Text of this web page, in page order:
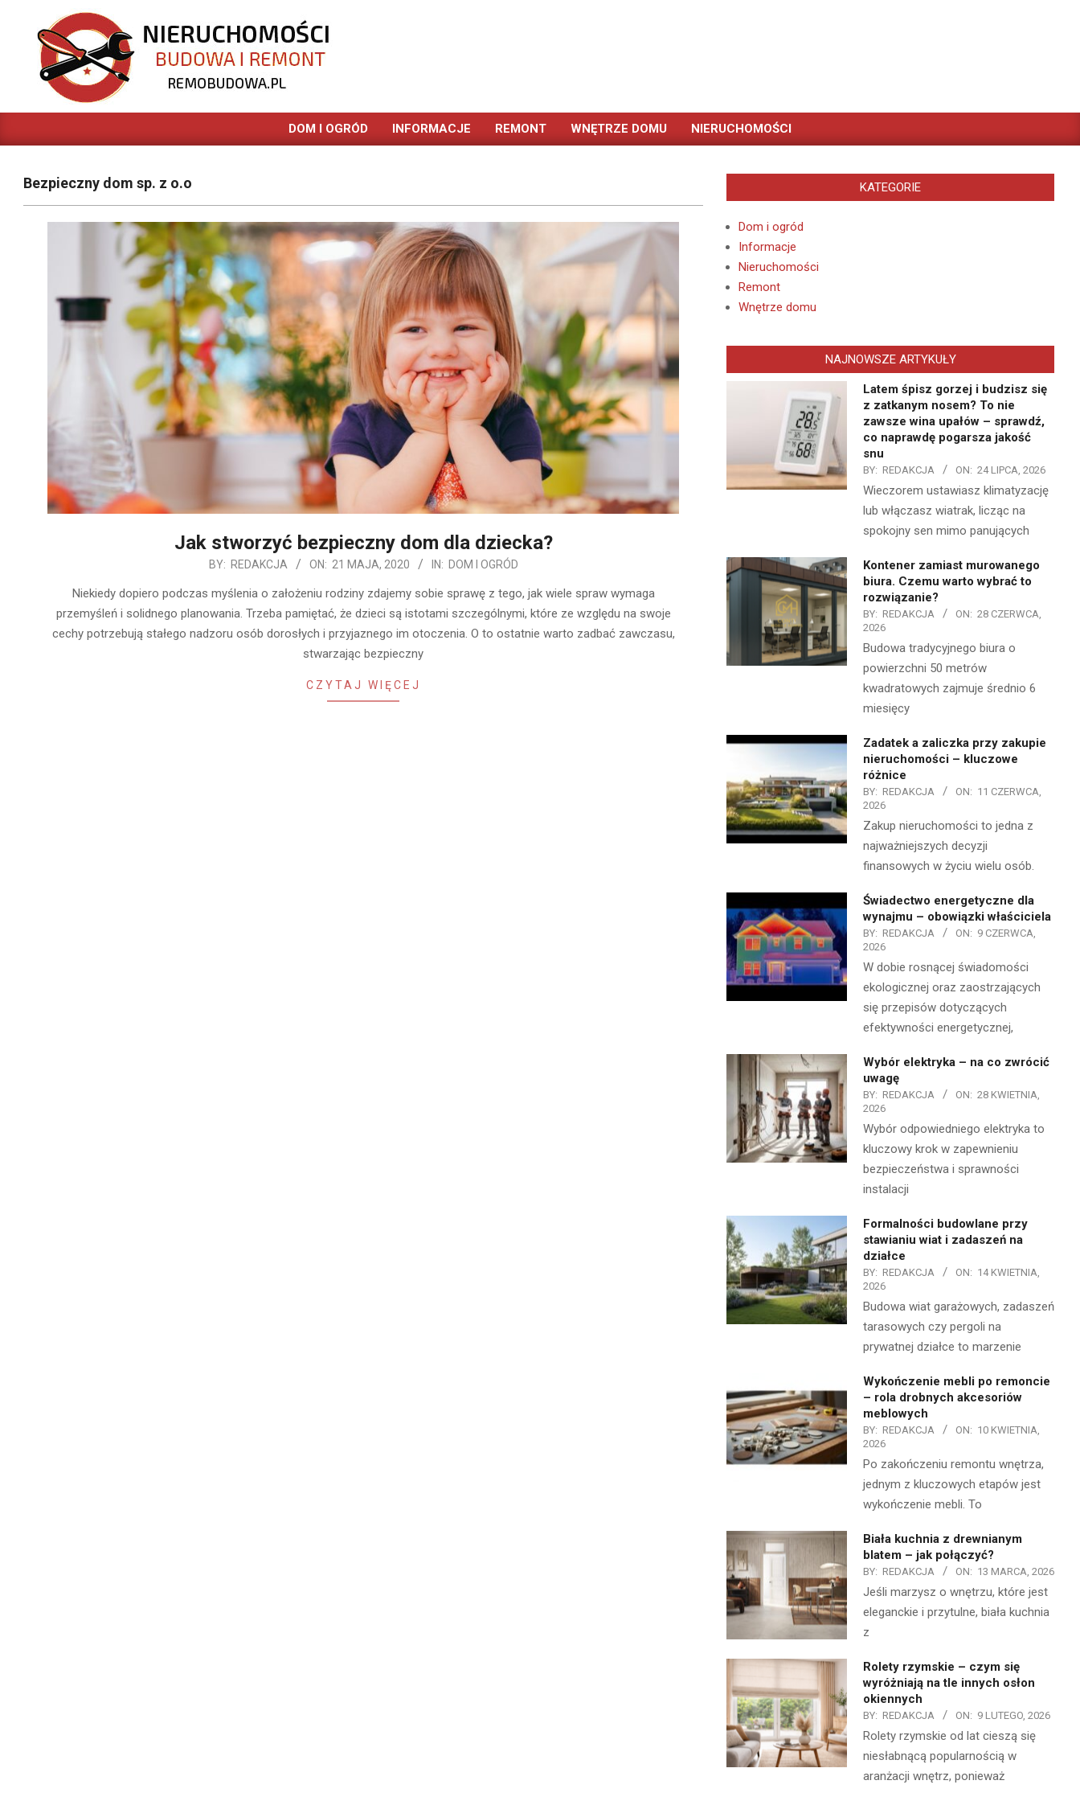
content
REMOBUDOWA.PL
Primary
DOM I OGRÓD INFORMACJE REMONT WNĘTRZE DOMU NIERUCHOMOŚCI
Bezpieczny dom sp. z o.o
Jak stworzyć bezpieczny dom dla dziecka?
BY: REDAKCJA ON: 21 MAJA, 2020 IN: DOM I OGRÓD
Niekiedy dopiero podczas myślenia o założeniu rodziny zdajemy sobie sprawę z tego, jak wiele spraw wymaga
przemyśleń i solidnego planowania. Trzeba pamiętać, że dzieci są istotami szczególnymi, które ze względu na swoje
cechy potrzebują stałego nadzoru osób dorosłych i przyjaznego im otoczenia. O to ostatnie warto zadbać zawczasu,
stwarzając bezpieczny
CZYTAJ WIĘCEJ
KATEGORIE
Dom i ogród
Informacje
Nieruchomości
Remont
Wnętrze domu
NAJNOWSZE ARTYKUŁY
Latem śpisz gorzej i budzisz się
z zatkanym nosem? To nie
zawsze wina upałów – sprawdź,
co naprawdę pogarsza jakość
snu
BY: REDAKCJA ON: 24 LIPCA, 2026
Wieczorem ustawiasz klimatyzację
lub włączasz wiatrak, licząc na
spokojny sen mimo panujących
Kontener zamiast murowanego
biura. Czemu warto wybrać to
rozwiązanie?
BY: REDAKCJA ON: 28 CZERWCA,
2026
Budowa tradycyjnego biura o
powierzchni 50 metrów
kwadratowych zajmuje średnio 6
miesięcy
Zadatek a zaliczka przy zakupie
nieruchomości – kluczowe
różnice
BY: REDAKCJA ON: 11 CZERWCA,
2026
Zakup nieruchomości to jedna z
najważniejszych decyzji
finansowych w życiu wielu osób.
Świadectwo energetyczne dla
wynajmu – obowiązki właściciela
BY: REDAKCJA ON: 9 CZERWCA,
2026
W dobie rosnącej świadomości
ekologicznej oraz zaostrzających
się przepisów dotyczących
efektywności energetycznej,
Wybór elektryka – na co zwrócić
uwagę
BY: REDAKCJA ON: 28 KWIETNIA,
2026
Wybór odpowiedniego elektryka to
kluczowy krok w zapewnieniu
bezpieczeństwa i sprawności
instalacji
Formalności budowlane przy
stawianiu wiat i zadaszeń na
działce
BY: REDAKCJA ON: 14 KWIETNIA,
2026
Budowa wiat garażowych, zadaszeń
tarasowych czy pergoli na
prywatnej działce to marzenie
Wykończenie mebli po remoncie
– rola drobnych akcesoriów
meblowych
BY: REDAKCJA ON: 10 KWIETNIA,
2026
Po zakończeniu remontu wnętrza,
jednym z kluczowych etapów jest
wykończenie mebli. To
Biała kuchnia z drewnianym
blatem – jak połączyć?
BY: REDAKCJA ON: 13 MARCA, 2026
Jeśli marzysz o wnętrzu, które jest
eleganckie i przytulne, biała kuchnia
z
Rolety rzymskie – czym się
wyróżniają na tle innych osłon
okiennych
BY: REDAKCJA ON: 9 LUTEGO, 2026
Rolety rzymskie od lat cieszą się
niesłabnącą popularnością w
aranżacji wnętrz, ponieważ